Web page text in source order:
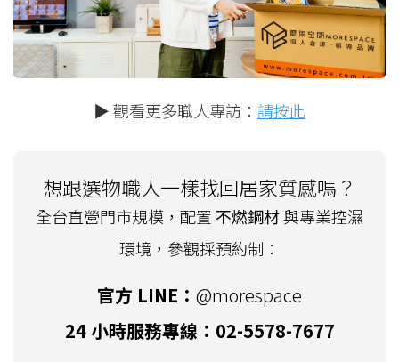
▶ 觀看更多職人專訪： 請按此
想跟選物職人一樣找回居家質感嗎？
全台直營門市規模，配置不燃鋼材與專業控濕
環境，參觀採預約制：
官方 LINE： @morespace
24 小時服務專線：02-5578-7677